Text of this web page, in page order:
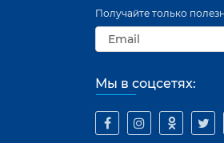
Получайте только
Мы в соцсетях: